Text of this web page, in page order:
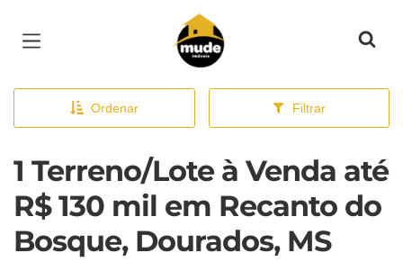
Página inicial
Ordenar Filtrar
1 Terreno/Lote à Venda até
R$ 130 mil em Recanto do
Bosque, Dourados, MS